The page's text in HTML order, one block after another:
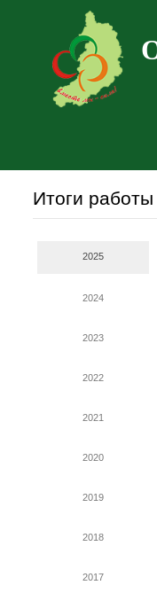
Итоги работы
2025
2024
2023
2022
2021
2020
2019
2018
2017